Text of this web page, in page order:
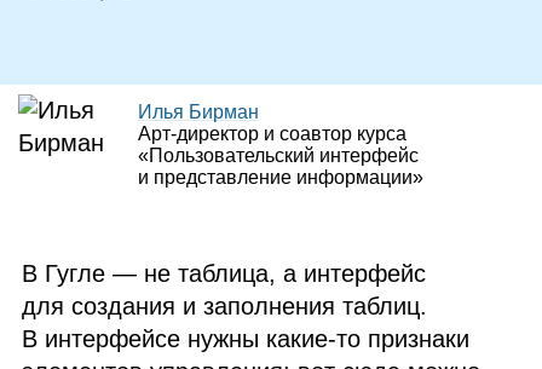
Илья Бирман
Арт‑директор и соавтор курса
«Пользовательский интерфейс
и представление информации»
В Гугле — не таблица, а интерфейс
для создания и заполнения таблиц.
В интерфейсе нужны какие‑то признаки